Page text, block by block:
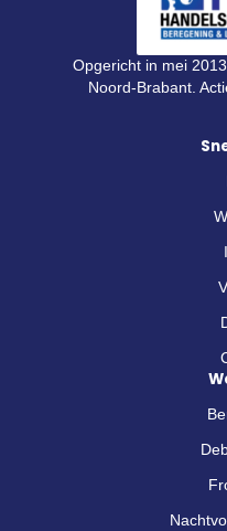
Opgericht in mei
Noord-Brabant.